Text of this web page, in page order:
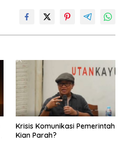
Krisis Komunikasi Pemerintah
Kian Parah?